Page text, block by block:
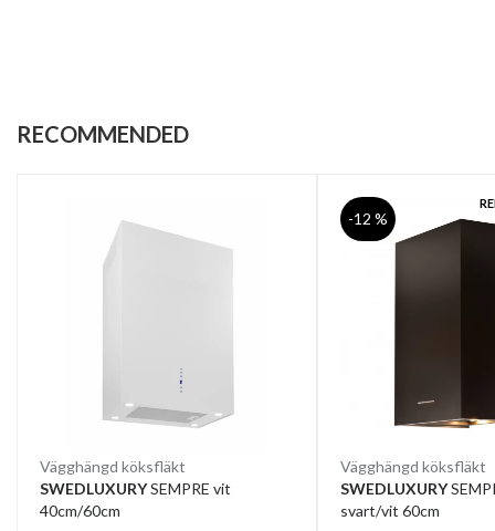
RECOMMENDED
Vägghängd köksfläkt
SWEDLUXURYSEMPRE vit
40cm/60cm
-12 %
Vägghängd köksfläkt
SWEDLUXURY
svart/vit 60cm